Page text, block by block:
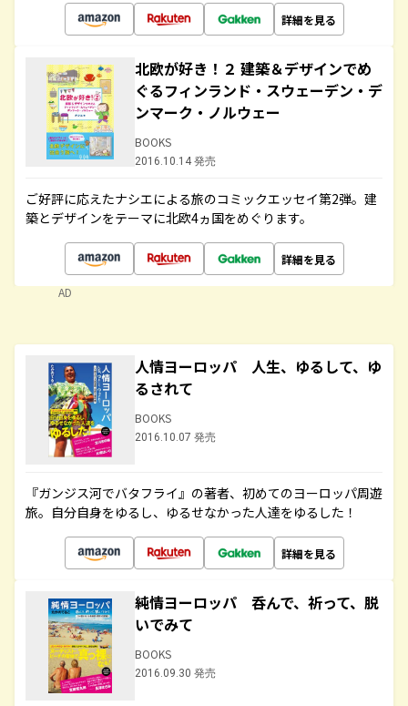
詳細を見る
北欧が好き！２ 建築＆デザインでめ
ぐるフィンランド・スウェーデン・デ
ンマーク・ノルウェー
BOOKS
2016.10.14 発売
ご好評に応えたナシエによる旅のコミックエッセイ第2弾。建
築とデザインをテーマに北欧4ヵ国をめぐります。
詳細を見る
AD
人情ヨーロッパ 人生、ゆるして、ゆ
るされて
BOOKS
2016.10.07 発売
『ガンジス河でバタフライ』の著者、初めてのヨーロッパ周遊
旅。自分自身をゆるし、ゆるせなかった人達をゆるした！
詳細を見る
純情ヨーロッパ 呑んで、祈って、脱
いでみて
BOOKS
2016.09.30 発売